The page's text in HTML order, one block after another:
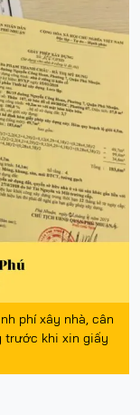
phí xây nhà, cân
trước khi xin giấy